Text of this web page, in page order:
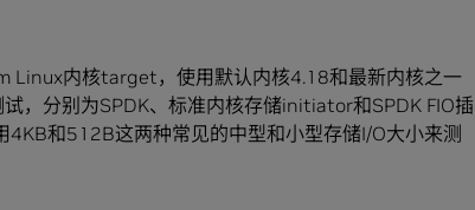
Linux内核target，使用默认内核4.18和最新内核之一
，分别为SPDK、标准内核存储initiator和SPDK FIO插
4KB和512B这两种常见的中型和小型存储I/O大小来测